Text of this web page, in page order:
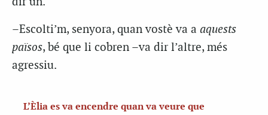
–Escolti’m, senyora, quan vostè va a aquests
països, bé que li cobren –va dir l’altre, més
agressiu.
L’Èlia es va encendre quan va veure que